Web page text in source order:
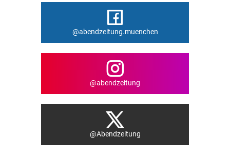
@abendzeitung.muenchen
@abendzeitung
@Abendzeitung